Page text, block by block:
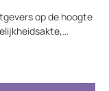
op de hoogte